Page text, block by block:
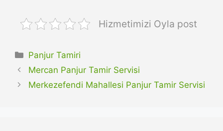
Hizmetimizi Oyla post
Kategoriler
Panjur Tamiri
Mercan Panjur Tamir Servisi
Merkezefendi Mahallesi Panjur Tamir Servisi